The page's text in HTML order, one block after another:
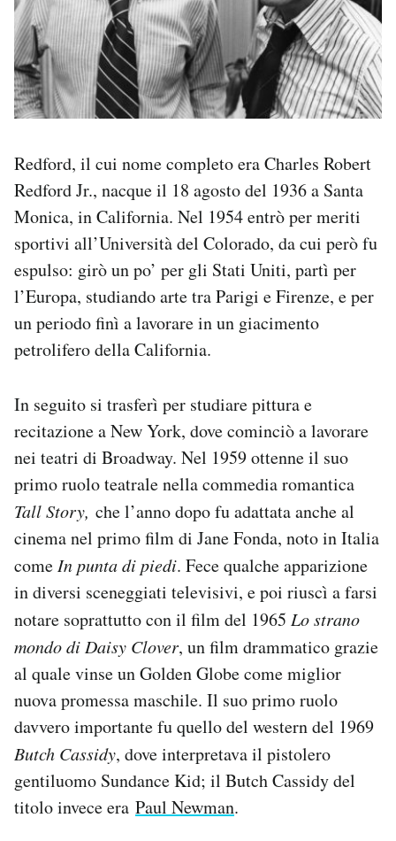
Redford, il cui nome completo era Charles Robert
Redford Jr., nacque il 18 agosto del 1936 a Santa
Monica, in California. Nel 1954 entrò per meriti
sportivi all’Università del Colorado, da cui però fu
espulso: girò un po’ per gli Stati Uniti, partì per
l’Europa, studiando arte tra Parigi e Firenze, e per
un periodo finì a lavorare in un giacimento
petrolifero della California.
In seguito si trasferì per studiare pittura e
recitazione a New York, dove cominciò a lavorare
nei teatri di Broadway. Nel 1959 ottenne il suo
primo ruolo teatrale nella commedia romantica
Tall Story, che l’anno dopo fu adattata anche al
cinema nel primo film di Jane Fonda, noto in Italia
comeIn punta di piedi. Fece qualche apparizione
in diversi sceneggiati televisivi, e poi riuscì a farsi
notare soprattutto con il film del 1965 Lo strano
mondo di Daisy Clover, un film drammatico grazie
al quale vinse un Golden Globe come miglior
nuova promessa maschile. Il suo primo ruolo
davvero importante fu quello del western del 1969
Butch Cassidy, dove interpretava il pistolero
gentiluomo Sundance Kid; il Butch Cassidy del
titolo invece era Paul Newman.